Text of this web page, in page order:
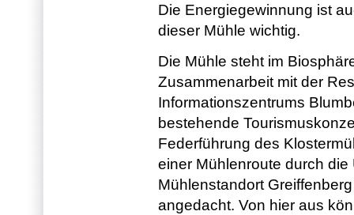
Die Energiegewinnung ist
dieser Mühle wichtig.
Die Mühle steht im
Zusammenarbeit mit der
Informationszentrums
bestehende
Federführung des
einer Mühlenroute durch
Mühlenstandort
angedacht. Von hier aus